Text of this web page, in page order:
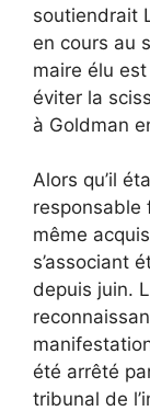
soutiendrait
en cours au
maire élu
éviter la
à Goldman
Alors qu’il
responsable
même
s’associant
depuis juin.
été arrêté
tribunal de